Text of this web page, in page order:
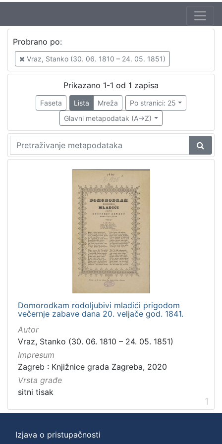
Jezik
hrvatski
Sitni tisak
Probrano po:
Vraz, Stanko (30. 06. 1810 – 24. 05. 1851)
Prikazano 1-1 od 1 zapisa
Faseta Lista Mreža
Po stranici: 25
Glavni metapodatak (A->Z)
Domorodkam rodoljubivi mladići prigodom
večernje zabave dana 20. veljače god. 1841.
Autor
Vraz, Stanko (30. 06. 1810 – 24. 05. 1851)
Impresum
Zagreb : Knjižnice grada Zagreba, 2020
Vrsta građe
sitni tisak
1
Izjava o pristupačnosti